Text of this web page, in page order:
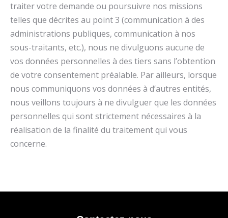
traiter votre demande ou poursuivre nos missions
telles que décrites au point 3 (communication à des
administrations publiques, communication à nos
sous-traitants, etc.), nous ne divulguons aucune de
vos données personnelles à des tiers sans l’obtention
de votre consentement préalable. Par ailleurs, lorsque
nous communiquons vos données à d’autres entités,
nous veillons toujours à ne divulguer que les données
personnelles qui sont strictement nécessaires à la
réalisation de la finalité du traitement qui vous
concerne.